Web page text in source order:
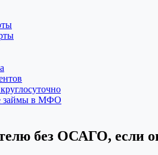
займы в МФО
без ОСАГО, если